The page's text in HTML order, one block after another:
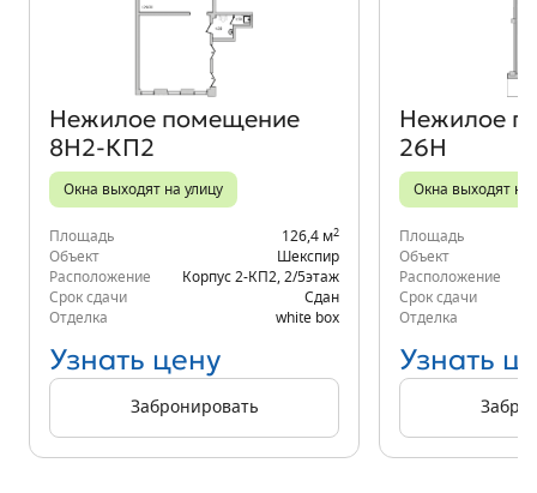
Нежилое помещение
8Н2-КП2
Окна выходят на улицу
Площадь 126,4 м2
Объект
Шекспир
Расположение
Корпус 2-КП2 2/5этаж
Срок сдачи
Сдан
Отделка
white box
Узнать цену
Забронировать
Нежилое
26Н
Окна выходят на
Площадь
Объект
Расположение
Срок сдачи
Отделка
Узнать